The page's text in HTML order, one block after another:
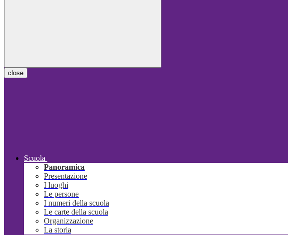
close
Scuola
Panoramica
Presentazione
I luoghi
Le persone
I numeri della scuola
Le carte della scuola
Organizzazione
La storia